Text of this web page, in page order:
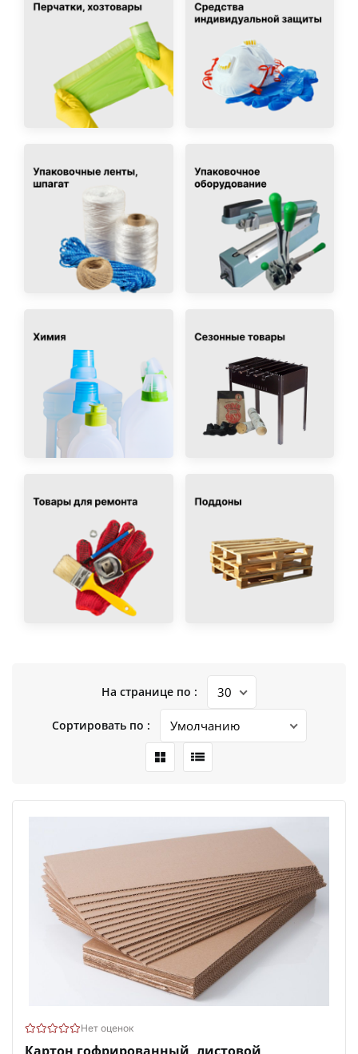
На странице по :
Сортировать по :
Нет оценок